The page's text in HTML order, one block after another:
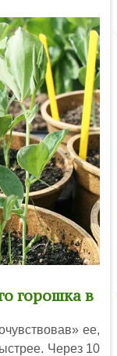
горошка в
ее,
Через 10